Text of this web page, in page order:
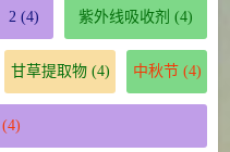
2 (4) 紫外线吸收剂 (4)
甘草提取物(4) 中秋节(4)